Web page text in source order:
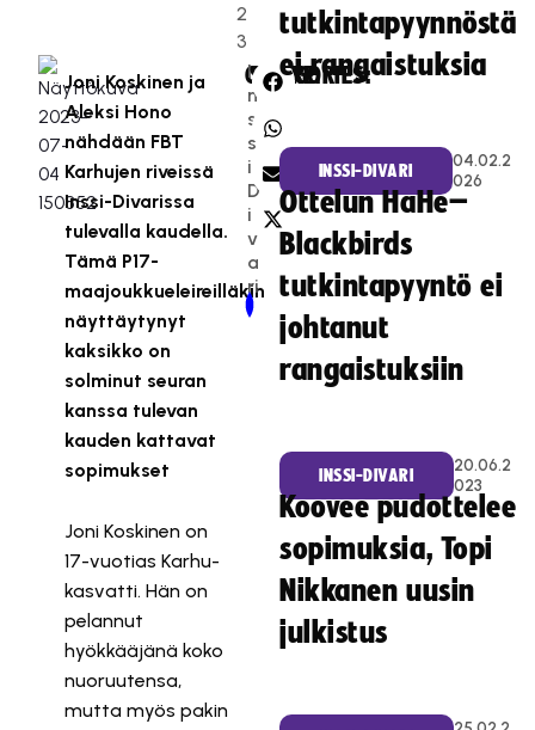
2
3
Joni Koskinen ja
Aleksi Hono
nähdään FBT
Karhujen riveissä
Inssi-Divarissa
tulevalla kaudella.
Tämä P17-
maajoukkueleireilläkin
näyttäytynyt
kaksikko on
solminut seuran
kanssa tulevan
kauden kattavat
sopimukset
Joni Koskinen on
17-vuotias Karhu-
kasvatti. Hän on
pelannut
hyökkääjänä koko
nuoruutensa,
mutta myös pakin
CATEGORIES:
I
n
s
s
i-
D
i
v
a
ri
SHARE:
Newer Post
tutkintapyynnöstä
ei rangaistuksia
INSSI-DIVARI
04.02.2
026
Ottelun HaHe–
Blackbirds
tutkintapyyntö ei
johtanut
rangaistuksiin
INSSI-DIVARI
20.06.2
023
Koovee pudottelee
sopimuksia, Topi
Nikkanen uusin
julkistus